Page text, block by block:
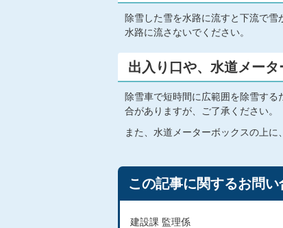
除雪した雪を水路に流すと下流で雪
水路に流さないでください。
出入り口や、水道メー
除雪車で短時間に広範囲を除雪す
合がありますが、ご了承ください。
また、水道メーターボックスの上に
この記事に関するお問
建設課 監理係